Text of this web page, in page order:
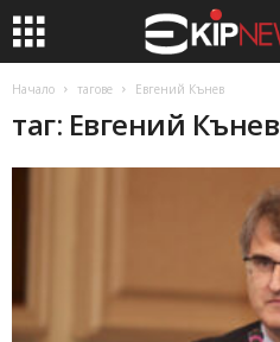
Начало тагове Евгений Кънев
таг: Евгений Кънев